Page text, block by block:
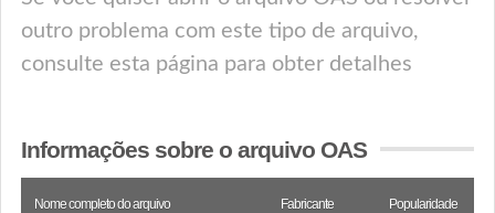
outro problema com este tipo de arquivo,
consulte esta página para obter detalhes
Informações sobre o arquivo OAS
Nome completo do arquivo Fabricante Popularidade